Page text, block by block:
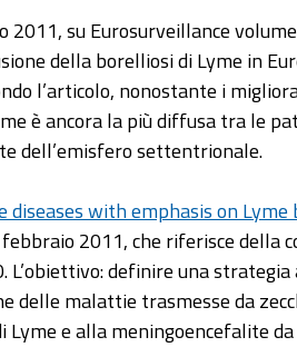
2011, su Eurosurveillance
della borelliosi di Lyme in
l’articolo, nonostante i
è ancora la più diffusa tra le
dell’emisfero settentrionale.
with emphasis on Lyme
2011, che riferisce della
definire una
delle malattie trasmesse da
e alla meningoencefalite da